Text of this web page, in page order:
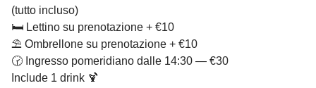
(tutto incluso)
🛏️ Lettino su prenotazione + €10
⛱️ Ombrellone su prenotazione + €10
🕝 Ingresso pomeridiano dalle 14:30 — €30
Include 1 drink 🍹